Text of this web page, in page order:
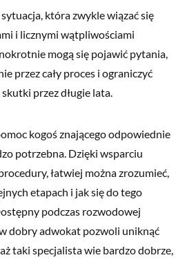
która zwykle wiązać się
i licznymi wątpliwościami
mogą się pojawić pytania,
przez cały proces i ograniczyć
przez długie lata.
kogoś znającego odpowiednie
potrzebna. Dzięki wsparciu
łatwiej można zrozumieć,
etapach i jak się do tego
podczas rozwodowej
dobry adwokat pozwoli uniknąć
taki specjalista wie bardzo dobrze,